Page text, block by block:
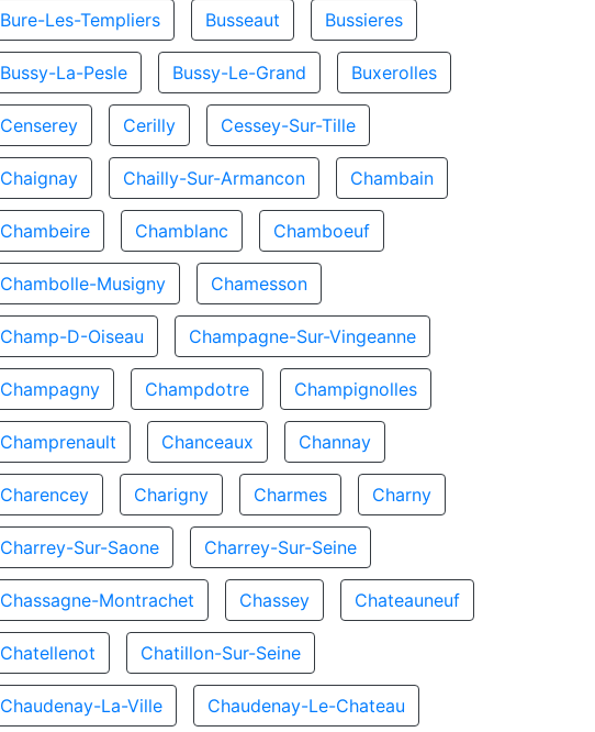
Bure-Les-Templiers Busseaut Bussieres
Bussy-La-Pesle Bussy-Le-Grand Buxerolles
Censerey Cerilly Cessey-Sur-Tille
Chaignay Chailly-Sur-Armancon Chambain
Chambeire Chamblanc Chamboeuf
Chambolle-Musigny Chamesson
Champ-D-Oiseau Champagne-Sur-Vingeanne
Champagny Champdotre Champignolles
Champrenault Chanceaux Channay
Charencey Charigny Charmes Charny
Charrey-Sur-Saone Charrey-Sur-Seine
Chassagne-Montrachet Chassey Chateauneuf
Chatellenot Chatillon-Sur-Seine
Chaudenay-La-Ville Chaudenay-Le-Chateau